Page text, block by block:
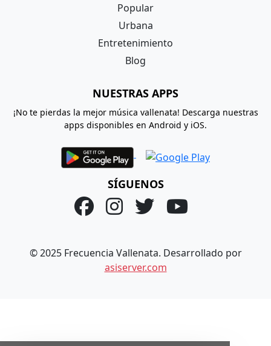
Popular
Urbana
Entretenimiento
Blog
NUESTRAS APPS
¡No te pierdas la mejor música vallenata! Descarga nuestras
apps disponibles en Android y iOS.
SÍGUENOS
© 2025 Frecuencia Vallenata. Desarrollado por
asiserver.com